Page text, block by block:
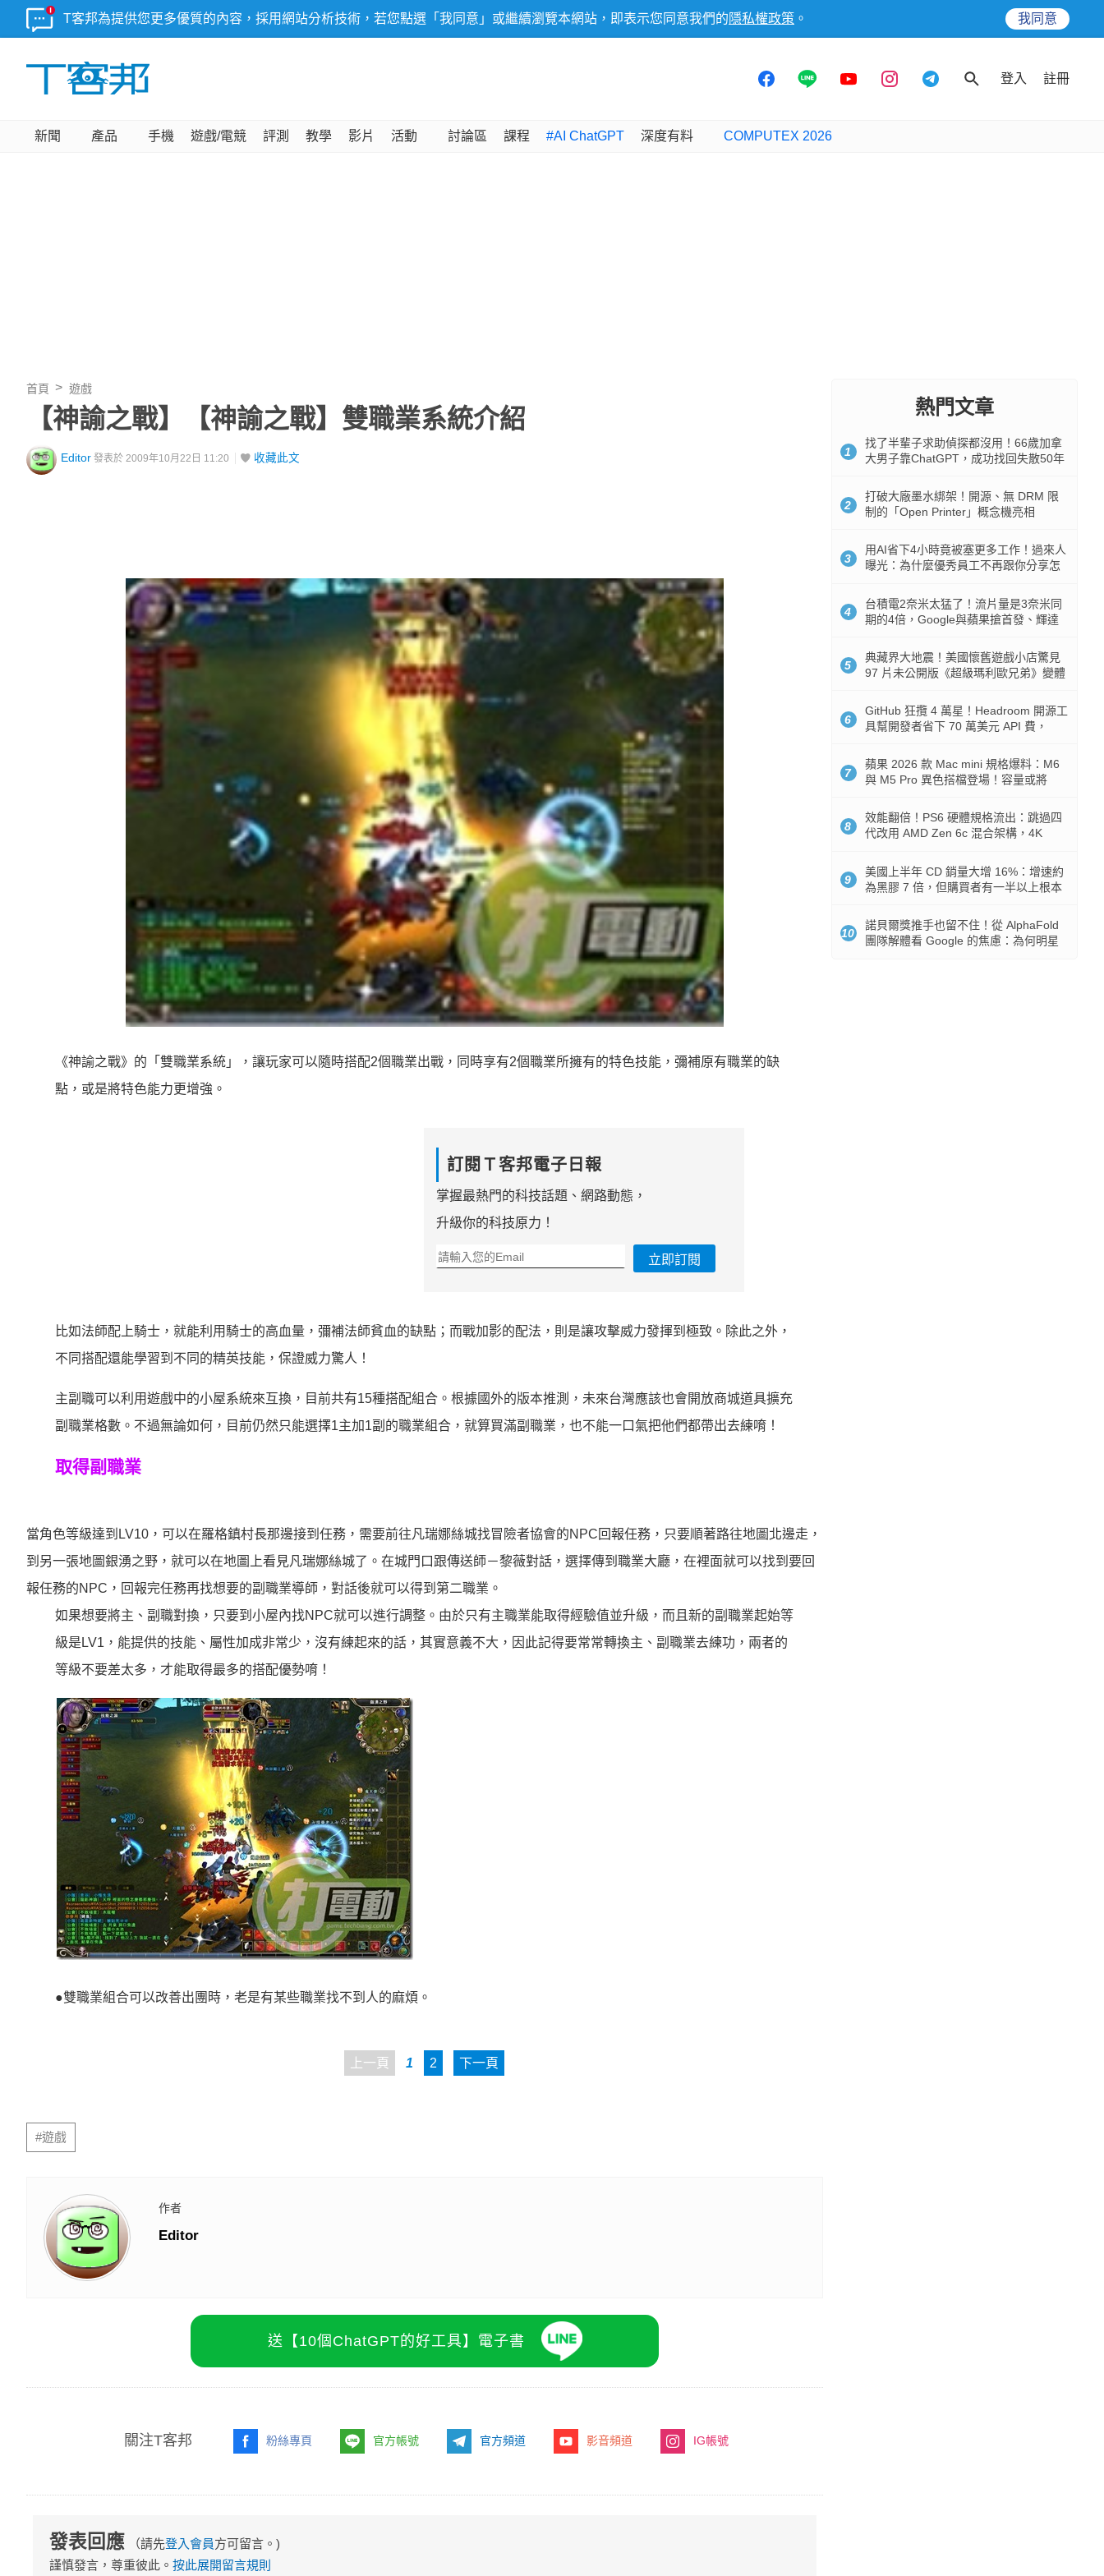
T客邦為提供您更多優質的內容，採用網站分析技術，若您點選「我同意」或繼續瀏覽本網站，即表示您同意我們的 隱私權政策 。 我同意
登入 註冊
新聞 產品 手機 遊戲/電競 評測 教學 影片 活動 討論區 課程 #AI ChatGPT 深度有料 COMPUTEX 2026
首頁 遊戲
【神諭之戰】【神諭之戰】雙職業系統介紹
Editor 發表於 2009年10月22日 11:20 收藏此文
《神諭之戰》的「雙職業系統」，讓玩家可以隨時搭配2個職業出戰，同時享有2個職業所擁有的特色技能，彌補原有職業的缺
點，或是將特色能力更增強。
訂閱Ｔ客邦電子日報
掌握最熱門的科技話題、網路動態，
升級你的科技原力！
立即訂閱
比如法師配上騎士，就能利用騎士的高血量，彌補法師貧血的缺點；而戰加影的配法，則是讓攻擊威力發揮到極致。除此之外，
不同搭配還能學習到不同的精英技能，保證威力驚人！
主副職可以利用遊戲中的小屋系統來互換，目前共有15種搭配組合。根據國外的版本推測，未來台灣應該也會開放商城道具擴充
副職業格數。不過無論如何，目前仍然只能選擇1主加1副的職業組合，就算買滿副職業，也不能一口氣把他們都帶出去練唷！
取得副職業
當角色等級達到LV10，可以在羅格鎮村長那邊接到任務，需要前往凡瑞娜絲城找冒險者協會的NPC回報任務，只要順著路往地圖北邊走，
到另一張地圖銀湧之野，就可以在地圖上看見凡瑞娜絲城了。在城門口跟傳送師－黎薇對話，選擇傳到職業大廳，在裡面就可以找到要回
報任務的NPC，回報完任務再找想要的副職業導師，對話後就可以得到第二職業。
如果想要將主、副職對換，只要到小屋內找NPC就可以進行調整。由於只有主職業能取得經驗值並升級，而且新的副職業起始等
級是LV1，能提供的技能、屬性加成非常少，沒有練起來的話，其實意義不大，因此記得要常常轉換主、副職業去練功，兩者的
等級不要差太多，才能取得最多的搭配優勢唷！
●雙職業組合可以改善出團時，老是有某些職業找不到人的麻煩。
上一頁 1 2 下一頁
#遊戲
作者
Editor
送【10個ChatGPT的好工具】電子書
關注T客邦 粉絲專頁 官方帳號 官方頻道 影音頻道 IG帳號
發表回應 （請先登入會員方可留言。)
謹慎發言，尊重彼此。 按此展開留言規則
熱門文章
1
找了半輩子求助偵探都沒用！66歲加拿
大男子靠ChatGPT，成功找回失散50年
2
打破大廠墨水綁架！開源、無 DRM 限
制的「Open Printer」概念機亮相
3
用AI省下4小時竟被塞更多工作！過來人
曝光：為什麼優秀員工不再跟你分享怎
4
台積電2奈米太猛了！流片量是3奈米同
期的4倍，Google與蘋果搶首發、輝達
5
典藏界大地震！美國懷舊遊戲小店驚見
97 片未公開版《超級瑪利歐兄弟》變體
6
GitHub 狂攬 4 萬星！Headroom 開源工
具幫開發者省下 70 萬美元 API 費，
7
蘋果 2026 款 Mac mini 規格爆料：M6
與 M5 Pro 異色搭檔登場！容量或將
8
效能翻倍！PS6 硬體規格流出：跳過四
代改用 AMD Zen 6c 混合架構，4K
9
美國上半年 CD 銷量大增 16%：增速約
為黑膠 7 倍，但購買者有一半以上根本
10
諾貝爾獎推手也留不住！從 AlphaFold
團隊解體看 Google 的焦慮：為何明星